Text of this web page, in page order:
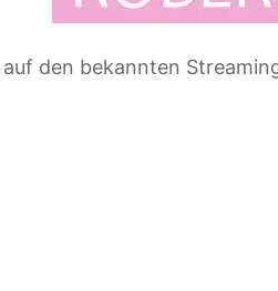
den bekannten